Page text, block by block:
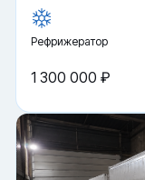
Рефрижератор
1 300 000 ₽